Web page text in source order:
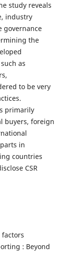
study reveals
industry
governance
the
as
to be very
primarily
buyers, foreign
in
countries
CSR
: Beyond